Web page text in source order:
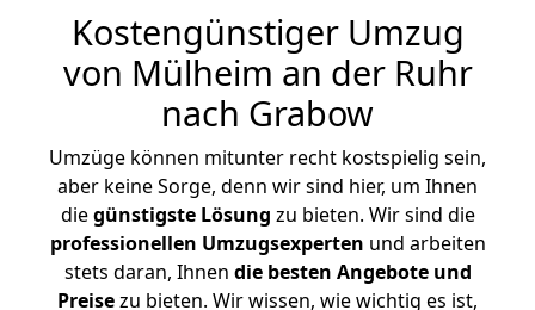
Kostengünstiger Umzug
von Mülheim an der Ruhr
nach Grabow
Umzüge können mitunter recht kostspielig sein,
aber keine Sorge, denn wir sind hier, um Ihnen
diegünstigste Lösung zu bieten. Wir sind die
professionellen Umzugsexperten und arbeiten
stets daran, Ihnen die besten Angebote und
Preisezu bieten. Wir wissen, wie wichtig es ist,